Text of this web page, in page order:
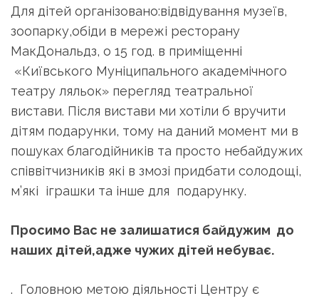
Для дітей організовано:відвідування музеїв,
зоопарку,обіди в мережі ресторану
МакДональдз, о 15 год. в приміщенні
«Київського Муніципального академічного
театру ляльок» перегляд театральної
вистави. Після вистави ми хотіли б вручити
дітям подарунки, тому на даний момент ми в
пошуках благодійників та просто небайдужих
співвітчизників які в змозі придбати солодощі,
м’які іграшки та інше для подарунку.
Просимо Вас не залишатися байдужим до
наших дітей,адже чужих дітей небуває.
. Головною метою діяльності Центру є